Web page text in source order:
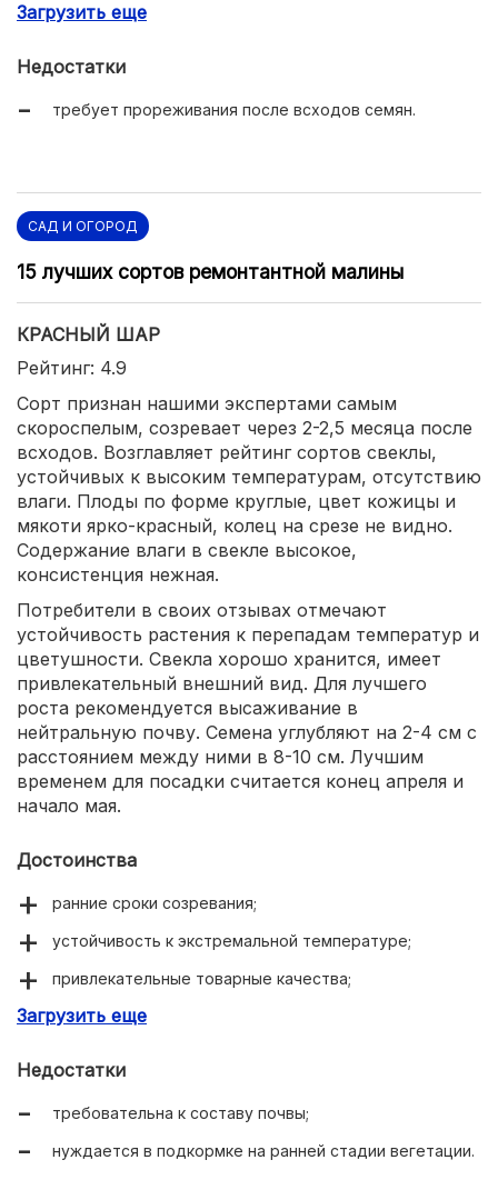
простая уборка урожая;
Загрузить еще
Недостатки
требует прореживания после всходов семян.
САД И ОГОРОД
15 лучших сортов ремонтантной малины
КРАСНЫЙ ШАР
Рейтинг: 4.9
Сорт признан нашими экспертами самым
скороспелым, созревает через 2-2,5 месяца после
всходов. Возглавляет рейтинг сортов свеклы,
устойчивых к высоким температурам, отсутствию
влаги. Плоды по форме круглые, цвет кожицы и
мякоти ярко-красный, колец на срезе не видно.
Содержание влаги в свекле высокое,
консистенция нежная.
Потребители в своих отзывах отмечают
устойчивость растения к перепадам температур и
цветушности. Свекла хорошо хранится, имеет
привлекательный внешний вид. Для лучшего
роста рекомендуется высаживание в
нейтральную почву. Семена углубляют на 2-4 см с
расстоянием между ними в 8-10 см. Лучшим
временем для посадки считается конец апреля и
начало мая.
Достоинства
ранние сроки созревания;
устойчивость к экстремальной температуре;
привлекательные товарные качества;
отсутствие колец на разрезе;
Загрузить еще
Недостатки
требовательна к составу почвы;
нуждается в подкормке на ранней стадии вегетации.